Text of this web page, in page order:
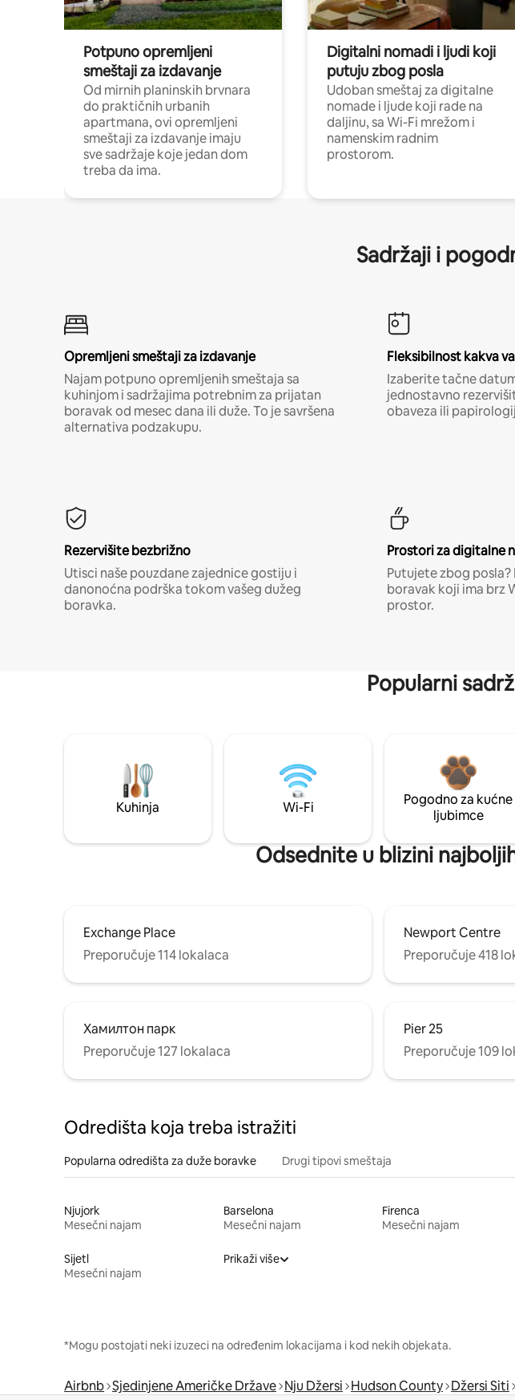
Potpuno opremljeni
smeštaji za izdavanje
Od mirnih planinskih brvnara
do praktičnih urbanih
apartmana, ovi opremljeni
smeštaji za izdavanje imaju
sve sadržaje koje jedan dom
treba da ima.
Digitalni nomadi i ljudi koji
putuju zbog posla
Udoban smeštaj za digitalne
nomade i ljude koji rade na
daljinu, sa Wi-Fi mrežom i
namenskim radnim
prostorom.
Sadržaji i
Opremljeni smeštaji za izdavanje
Najam potpuno opremljenih smeštaja sa
kuhinjom i sadržajima potrebnim za prijatan
boravak od mesec dana ili duže. To je savršena
alternativa podzakupu.
Fleksibilnost kakva
Izaberite tačne
jednostavno
obaveza ili
Rezervišite bezbrižno
Utisci naše pouzdane zajednice gostiju i
danonoćna podrška tokom vašeg dužeg
boravka.
Prostori za digitalne
Putujete zbog
boravak koji ima brz
prostor.
Popularni
Kuhinja Wi-Fi
Pogodno za kućne
ljubimce
Odsednite u blizini
Exchange Place
Preporučuje 114 lokalaca
Newport Centre
Preporučuje 418
Хамилтон парк
Preporučuje 127 lokalaca
Pier 25
Preporučuje 109
Odredišta koja treba istražiti
Popularna odredišta za duže boravke Drugi tipovi smeštaja
Njujork
Mesečni najam
Barselona
Mesečni najam
Firenca
Mesečni najam
Sijetl
Mesečni najam
Prikaži više
*Mogu postojati neki izuzeci na određenim lokacijama i kod nekih objekata.
Airbnb Sjedinjene Američke Države Nju Džersi Hudson County Džersi Siti